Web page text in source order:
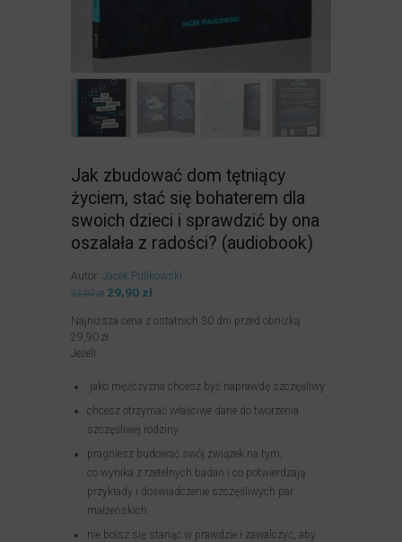
Jak zbudować dom tętniący
życiem, stać się bohaterem dla
swoich dzieci i sprawdzić by ona
oszalała z radości? (audiobook)
Autor: Jacek Pulikowski
33,00zł Pierwotna
wynosiła:
33,00zł.
29,90 złAktualna
wynosi:
Najniższa cena z ostatnich 30 dni przed obniżką:
29,90 zł
Jeżeli:
jako mężczyzna chcesz być naprawdę szczęśliwy
chcesz otrzymać właściwe dane do tworzenia
szczęśliwej rodziny
pragniesz budować swój związek na tym,
co wynika z rzetelnych badań i co potwierdzają
przykłady i doświadczenie szczęśliwych par
małżeńskich
nie boisz się stanąć w prawdzie i zawalczyć, aby